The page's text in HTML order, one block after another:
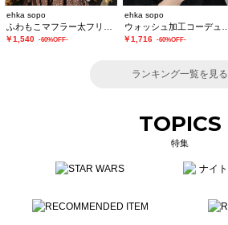
ehka sopo
￥1,540 -60%OFF-
ehka sopo
￥1,716 -60%OFF-
ランキング一覧を見る
TOPICS
特集